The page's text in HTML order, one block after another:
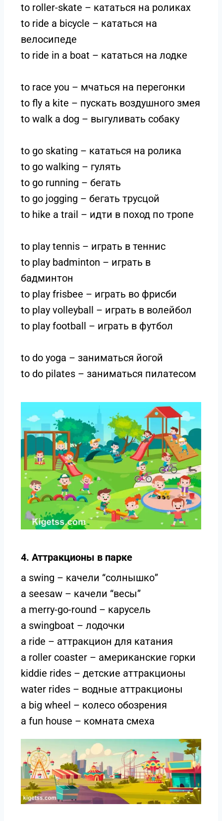
to roller-skate – кататься на роликах
to ride a bicycle – кататься на
велосипеде
to ride in a boat – кататься на лодке
to race you – мчаться на перегонки
to fly a kite – пускать воздушного змея
to walk a dog – выгуливать собаку
to go skating – кататься на ролика
to go walking – гулять
to go running – бегать
to go jogging – бегать трусцой
to hike a trail – идти в поход по тропе
to play tennis – играть в теннис
to play badminton – играть в
бадминтон
to play frisbee – играть во фрисби
to play volleyball – играть в волейбол
to play football – играть в футбол
to do yoga – заниматься йогой
to do pilates – заниматься пилатесом
4. Аттракционы в парке
a swing – качели “солнышко”
a seesaw – качели “весы”
a merry-go-round – карусель
a swingboat – лодочки
a ride – аттракцион для катания
a roller coaster – американские горки
kiddie rides – детские аттракционы
water rides – водные аттракционы
a big wheel – колесо обозрения
a fun house – комната смеха